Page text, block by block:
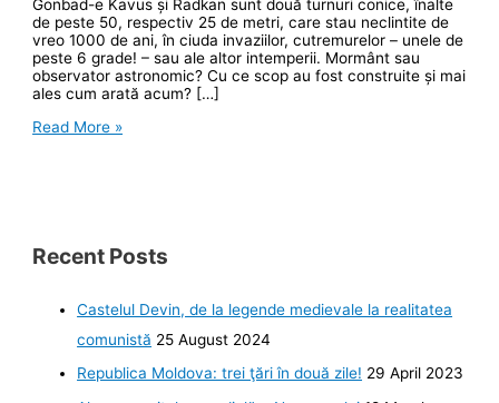
Gonbad-e Kavus și Radkan sunt două turnuri conice, înalte
de peste 50, respectiv 25 de metri, care stau neclintite de
vreo 1000 de ani, în ciuda invaziilor, cutremurelor – unele de
peste 6 grade! – sau ale altor intemperii. Mormânt sau
observator astronomic? Cu ce scop au fost construite și mai
ales cum arată acum? […]
Enigmele
turnuri-
mormânt
observator
astronomic?
Read More »
Recent Posts
Castelul Devin, de la legende medievale la realitatea
comunistă 25 August 2024
Republica Moldova: trei ţări în două zile! 29 April 2023